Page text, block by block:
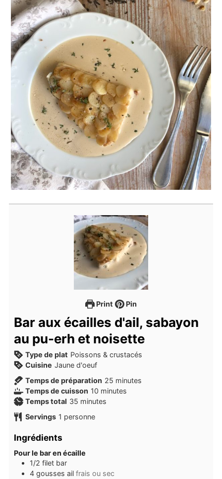
Print Pin
Bar aux écailles d'ail, sabayon
au pu-erh et noisette
Type de plat Poissons & crustacés
Cuisine Jaune d'oeuf
Temps de préparation 25 minutes
minutes
Temps de cuisson 10 minutes
minutes
Temps total 35 minutes
minutes
Servings 1 personne
Ingrédients
Pour le bar en écaille
1/2 filet bar
4 gousses ail frais ou sec